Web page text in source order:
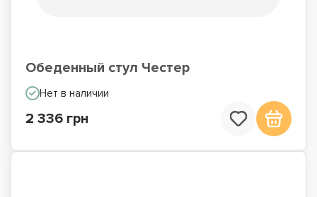
Обеденный стул Честер
Нет в наличии
2 336 грн